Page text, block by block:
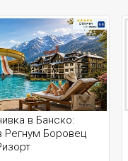
в Банско:
Регнум Боровец